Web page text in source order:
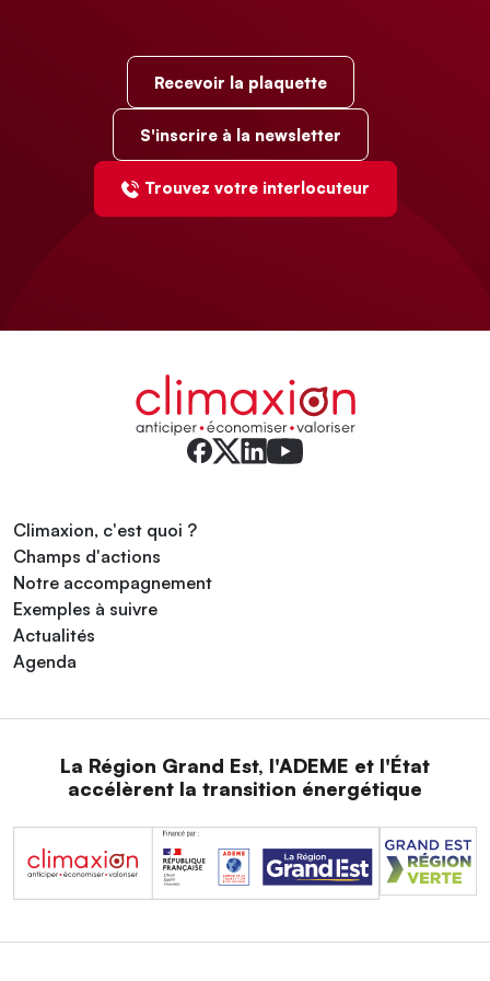
Recevoir la plaquette
S'inscrire à la newsletter
Trouvez votre interlocuteur
Climaxion, c'est quoi ?
Champs d'actions
Notre accompagnement
Exemples à suivre
Actualités
Agenda
La Région Grand Est, l'ADEME et l'État
accélèrent la transition énergétique